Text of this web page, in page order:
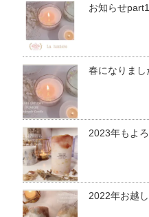
お知らせ
春になりま
2023年もよ
2022年お越